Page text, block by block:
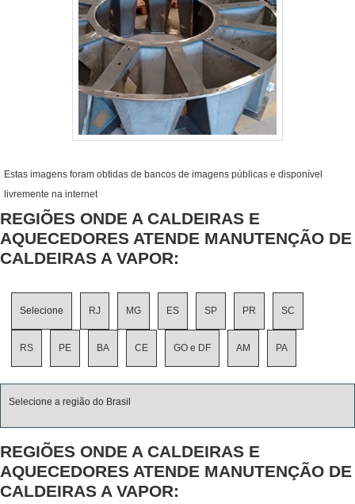
Estas imagens foram obtidas de bancos de imagens públicas e disponível
livremente na internet
REGIÕES ONDE A CALDEIRAS E
AQUECEDORES ATENDE MANUTENÇÃO DE
CALDEIRAS A VAPOR:
Selecione RJ MG ES SP PR SC
RS PE BA CE GO e DF AM PA
Selecione a região do Brasil
REGIÕES ONDE A CALDEIRAS E
AQUECEDORES ATENDE MANUTENÇÃO DE
CALDEIRAS A VAPOR: